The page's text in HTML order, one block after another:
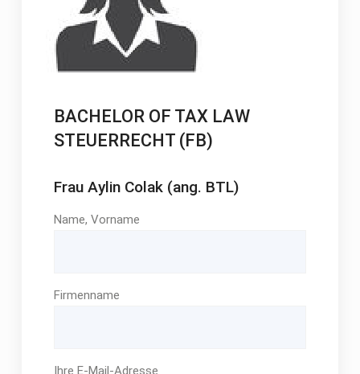
BACHELOR OF TAX LAW
STEUERRECHT (FB)
Frau Aylin Colak (ang. BTL)
Name, Vorname
Firmenname
Ihre E-Mail-Adresse